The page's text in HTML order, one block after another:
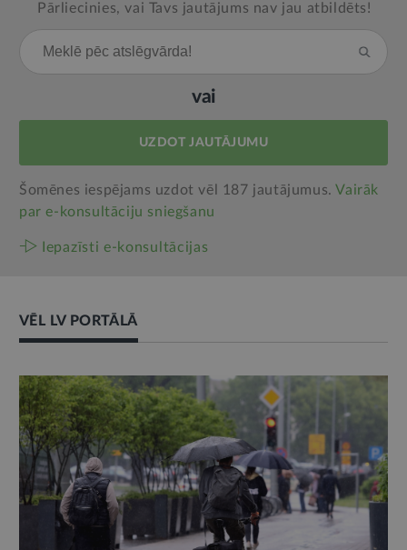
Pārliecinies, vai Tavs jautājums nav jau atbildēts!
vai
UZDOT JAUTĀJUMU
Šomēnes iespējams uzdot vēl 187 jautājumus.Vairāk
par e‑konsultāciju sniegšanu
Iepazīsti e-konsultācijas
VĒL LV PORTĀLĀ